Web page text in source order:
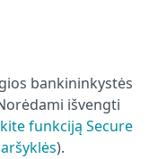
bankininkystės
išvengti
funkciją Secure
).